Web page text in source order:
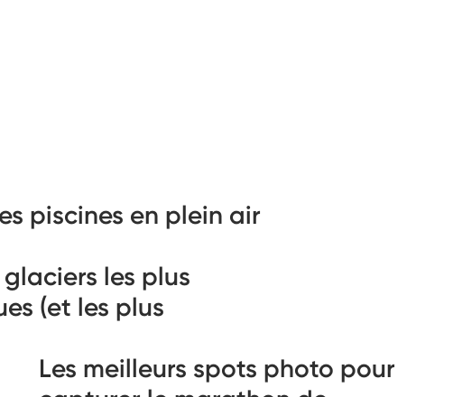
piscines en plein air
glaciers les plus
(et les plus
Les meilleurs spots photo pour